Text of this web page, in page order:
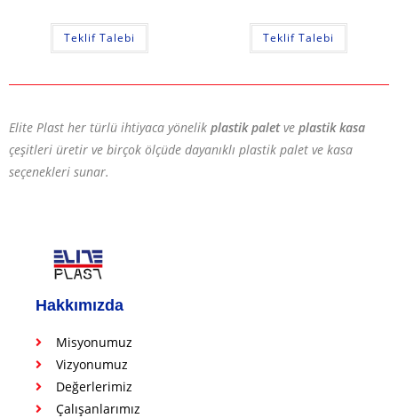
Teklif Talebi Teklif Talebi
Elite Plast her türlü ihtiyaca yönelik plastik paletve plastik kasa
çeşitleri üretir ve birçok ölçüde dayanıklı plastik palet ve kasa
seçenekleri sunar.
Hakkımızda
Misyonumuz
Vizyonumuz
Değerlerimiz
Çalışanlarımız